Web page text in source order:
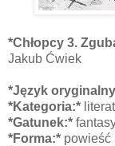
*Chłopcy 3.
Jakub Ćwiek
*Język
*Kategoria:*
*Gatunek:*
*Forma:* powieść